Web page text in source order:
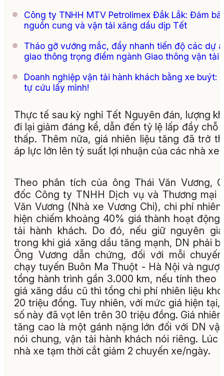
Công ty TNHH MTV Petrolimex Đắk Lắk: Đảm
nguồn cung và vận tải xăng dầu dịp Tết
Tháo gỡ vướng mắc, đẩy nhanh tiến độ các dự
giao thông trọng điểm ngành Giao thông vận tải
Doanh nghiệp vận tải hành khách bằng xe buýt:
tự cứu lấy mình!
Thực tế sau kỳ nghỉ Tết Nguyên đán, lượng
đi lại giảm đáng kể, dẫn đến tỷ lệ lấp đầy chỗ
thấp. Thêm nữa, giá nhiên liệu tăng đã trở
áp lực lớn lên tỷ suất lợi nhuận của các nhà xe.
Theo phân tích của ông Thái Văn Vương,
đốc Công ty TNHH Dịch vụ và Thương mại
Văn Vương (Nhà xe Vương Chi), chi phí nhiên
hiện chiếm khoảng 40% giá thành hoạt động
tải hành khách. Do đó, nếu giữ nguyên
trong khi giá xăng dầu tăng mạnh, DN phải
Ông Vương dẫn chứng, đối với mỗi
chạy tuyến Buôn Ma Thuột - Hà Nội và
tổng hành trình gần 3.000 km, nếu tính theo
giá xăng dầu cũ thì tổng chi phí nhiên liệu
20 triệu đồng. Tuy nhiên, với mức giá hiện tại,
số này đã vọt lên trên 30 triệu đồng. Giá nhiên
tăng cao là một gánh nặng lớn đối với DN
nói chung, vận tải hành khách nói riêng. Lúc
nhà xe tạm thời cắt giảm 2 chuyến xe/ngày.